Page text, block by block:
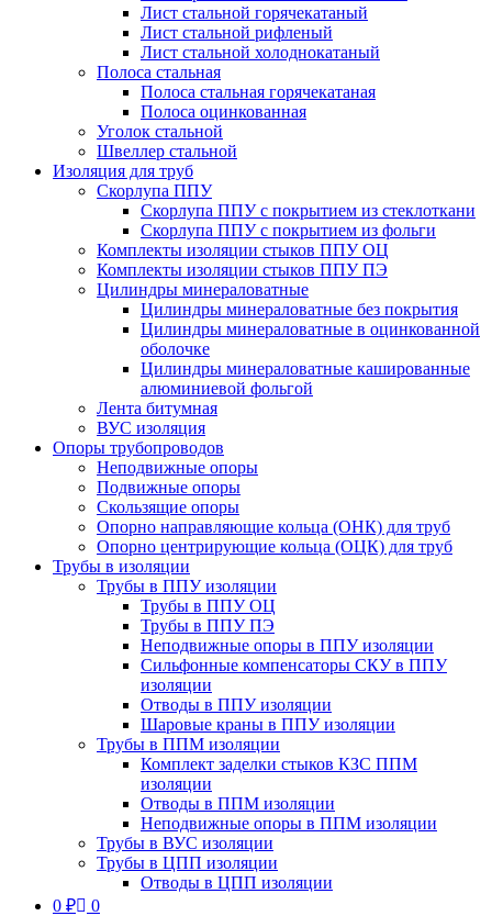
Лист стальной горячекатаный
Лист стальной рифленый
Лист стальной холоднокатаный
Полоса стальная
Полоса стальная горячекатаная
Полоса оцинкованная
Уголок стальной
Швеллер стальной
Изоляция для труб
Скорлупа ППУ
Скорлупа ППУ с покрытием из стеклоткани
Скорлупа ППУ с покрытием из фольги
Комплекты изоляции стыков ППУ ОЦ
Комплекты изоляции стыков ППУ ПЭ
Цилиндры минераловатные
Цилиндры минераловатные без покрытия
Цилиндры минераловатные в оцинкованной
оболочке
Цилиндры минераловатные кашированные
алюминиевой фольгой
Лента битумная
ВУС изоляция
Опоры трубопроводов
Неподвижные опоры
Подвижные опоры
Скользящие опоры
Опорно направляющие кольца (ОНК) для труб
Опорно центрирующие кольца (ОЦК) для труб
Трубы в изоляции
Трубы в ППУ изоляции
Трубы в ППУ ОЦ
Трубы в ППУ ПЭ
Неподвижные опоры в ППУ изоляции
Сильфонные компенсаторы СКУ в ППУ
изоляции
Отводы в ППУ изоляции
Шаровые краны в ППУ изоляции
Трубы в ППМ изоляции
Комплект заделки стыков КЗС ППМ
изоляции
Отводы в ППМ изоляции
Неподвижные опоры в ППМ изоляции
Трубы в ВУС изоляции
Трубы в ЦПП изоляции
Отводы в ЦПП изоляции
0 ₽ 0